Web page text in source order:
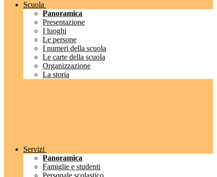
Scuola
Panoramica
Presentazione
I luoghi
Le persone
I numeri della scuola
Le carte della scuola
Organizzazione
La storia
Servizi
Panoramica
Famiglie e studenti